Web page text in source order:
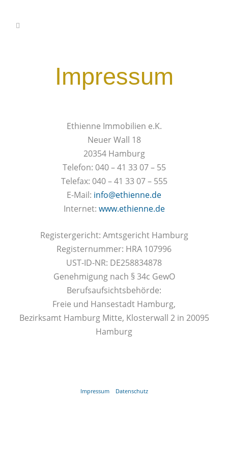
Impressum
Ethienne Immobilien e.K.
Neuer Wall 18
20354 Hamburg
Telefon: 040 – 41 33 07 – 55
Telefax: 040 – 41 33 07 – 555
E-Mail: info@ethienne.de
Internet: www.ethienne.de
Registergericht: Amtsgericht Hamburg
Registernummer: HRA 107996
UST-ID-NR: DE258834878
Genehmigung nach § 34c GewO
Berufsaufsichtsbehörde:
Freie und Hansestadt Hamburg,
Bezirksamt Hamburg Mitte, Klosterwall 2 in 20095
Hamburg
Impressum Datenschutz